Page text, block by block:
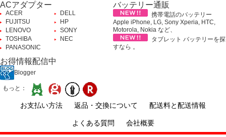
ACアダプター
ACER
DELL
FUJITSU
HP
LENOVO
SONY
TOSHIBA
NEC
PANASONIC
バッテリー通販
携帯電話のバッテリー
Apple iPhone, LG, Sony Xperia, HTC,
Motorola, Nokia など、
タブレット バッテリーを探
すなら 。
お得情報配信中
Blogger
もっと：
お支払い方法 返品・交換について 配送料と配送情報
よくある質問 会社概要